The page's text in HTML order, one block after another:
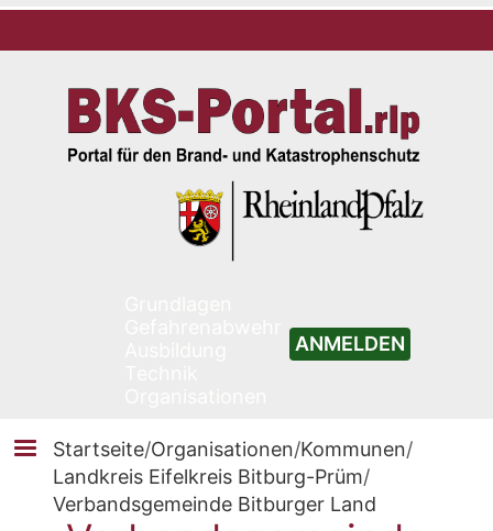
ANMELDEN
Startseite/Organisationen/Kommunen/
Landkreis Eifelkreis Bitburg-Prüm/
Verbandsgemeinde Bitburger Land